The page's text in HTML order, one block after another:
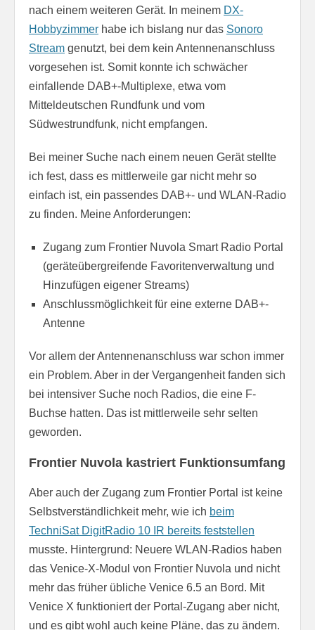
nach einem weiteren Gerät. In meinem DX-
Hobbyzimmer habe ich bislang nur das Sonoro
Stream genutzt, bei dem kein Antennenanschluss
vorgesehen ist. Somit konnte ich schwächer
einfallende DAB+-Multiplexe, etwa vom
Mitteldeutschen Rundfunk und vom
Südwestrundfunk, nicht empfangen.
Bei meiner Suche nach einem neuen Gerät stellte
ich fest, dass es mittlerweile gar nicht mehr so
einfach ist, ein passendes DAB+- und WLAN-Radio
zu finden. Meine Anforderungen:
Zugang zum Frontier Nuvola Smart Radio Portal
(geräteübergreifende Favoritenverwaltung und
Hinzufügen eigener Streams)
Anschlussmöglichkeit für eine externe DAB+-
Antenne
Vor allem der Antennenanschluss war schon immer
ein Problem. Aber in der Vergangenheit fanden sich
bei intensiver Suche noch Radios, die eine F-
Buchse hatten. Das ist mittlerweile sehr selten
geworden.
Frontier Nuvola kastriert Funktionsumfang
Aber auch der Zugang zum Frontier Portal ist keine
Selbstverständlichkeit mehr, wie ich beim
TechniSat DigitRadio 10 IR bereits feststellen
musste. Hintergrund: Neuere WLAN-Radios haben
das Venice-X-Modul von Frontier Nuvola und nicht
mehr das früher übliche Venice 6.5 an Bord. Mit
Venice X funktioniert der Portal-Zugang aber nicht,
und es gibt wohl auch keine Pläne, das zu ändern.